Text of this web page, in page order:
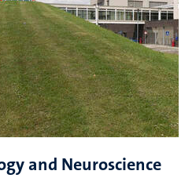
and Neuroscience